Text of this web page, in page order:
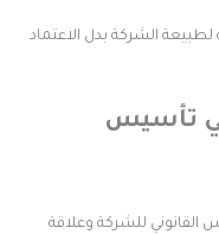
الشركة بدل الاعتماد
تأسيس
للشركة وعلاقة